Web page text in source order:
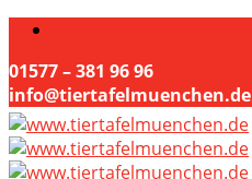
01577 – 381 96 96
info@tiertafelmuenchen.de